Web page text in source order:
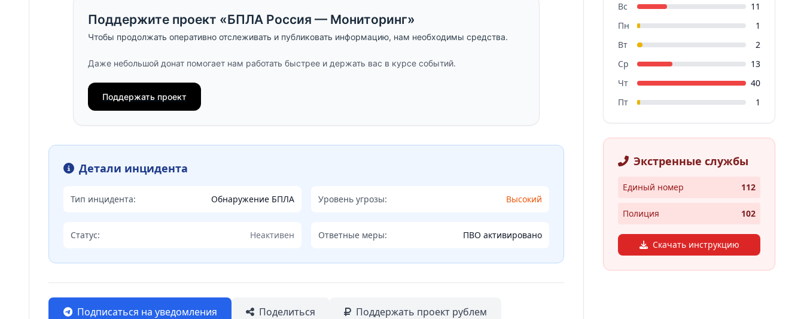
Поддержите проект «БПЛА Россия — Мониторинг»
Чтобы продолжать оперативно отслеживать и публиковать информацию, нам необходимы средства.
Даже небольшой донат помогает нам работать быстрее и держать вас в курсе событий.
Поддержать проект
Детали инцидента
Тип инцидента: Обнаружение БПЛА Уровень угрозы: Высокий
Статус: Неактивен Ответные меры: ПВО активировано
Подписаться на уведомления Поделиться Поддержать проект рублем
Вс
11
Пн
1
Вт
2
Ср
13
Чт
40
Пт
1
Экстренные службы
Единый номер 112
Полиция 102
Скачать инструкцию